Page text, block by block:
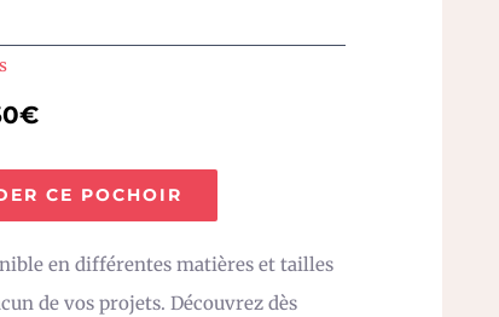
CE POCHOIR
en différentes matières et tailles
de vos projets. Découvrez dès